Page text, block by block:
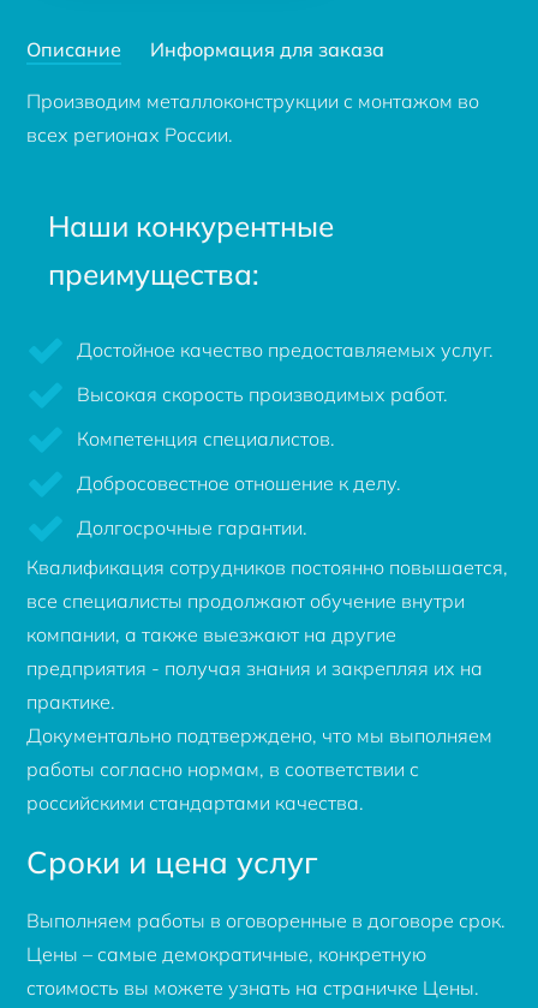
Описание Информация для заказа
Производим металлоконструкции с монтажом во
всех регионах России.
Наши конкурентные
преимущества:
Достойное качество предоставляемых услуг.
Высокая скорость производимых работ.
Компетенция специалистов.
Добросовестное отношение к делу.
Долгосрочные гарантии.
Квалификация сотрудников постоянно повышается,
все специалисты продолжают обучение внутри
компании, а также выезжают на другие
предприятия - получая знания и закрепляя их на
практике.
Документально подтверждено, что мы выполняем
работы согласно нормам, в соответствии с
российскими стандартами качества.
Сроки и цена услуг
Выполняем работы в оговоренные в договоре срок.
Цены – самые демократичные, конкретную
стоимость вы можете узнать на страничке Цены.